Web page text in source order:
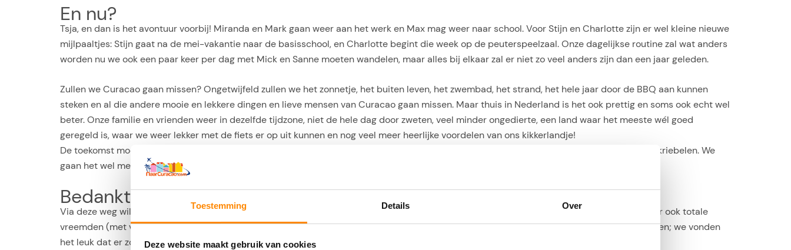
Toestemming Details Over
Deze website maakt gebruik van cookies
En nu?
Tsja, en dan is het avontuur voorbij! Miranda en Mark gaan weer aan het werk en Max mag weer naar school. Voor Stijn en Charlotte zijn er wel kleine nieuwe
mijlpaaltjes: Stijn gaat na de mei-vakantie naar de basisschool, en Charlotte begint die week op de peuterspeelzaal. Onze dagelijkse routine zal wat anders
worden nu we ook een paar keer per dag met Mick en Sanne moeten wandelen, maar alles bij elkaar zal er niet zo veel anders zijn dan een jaar geleden.
Zullen we Curacao gaan missen? Ongetwijfeld zullen we het zonnetje, het buiten leven, het zwembad, het strand, het hele jaar door de BBQ aan kunnen
steken en al die andere mooie en lekkere dingen en lieve mensen van Curacao gaan missen. Maar thuis in Nederland is het ook prettig en soms ook echt wel
beter. Onze familie en vrienden weer in dezelfde tijdzone, niet de hele dag door zweten, veel minder ongedierte, een land waar het meeste wél goed
geregeld is, waar we weer lekker met de fiets er op uit kunnen en nog veel meer heerlijke voordelen van ons kikkerlandje!
De toekomst moet maar uitwijzen of we weer gewoon kunnen aarden in onze vertrouwde omgeving of dat het na een tijdje toch teveel blijft kriebelen. We
gaan het wel merken, maar voor nu gaan we weer genieten van ons mooie leven in Nederland!
Bedankt!
Via deze weg willen we iedereen bedanken die ons tijdens ons avontuur heeft gevolgd via dit blog. Veel volgers zijn familie en vrienden, maar ook totale
vreemden (met vergelijkbare plannen) werden trouwe volgers. Bedankt allemaal voor jullie meeleven en alle reacties die we gekregen hebben; we vonden
het leuk dat er zoveel mensen waren die ons volgden!